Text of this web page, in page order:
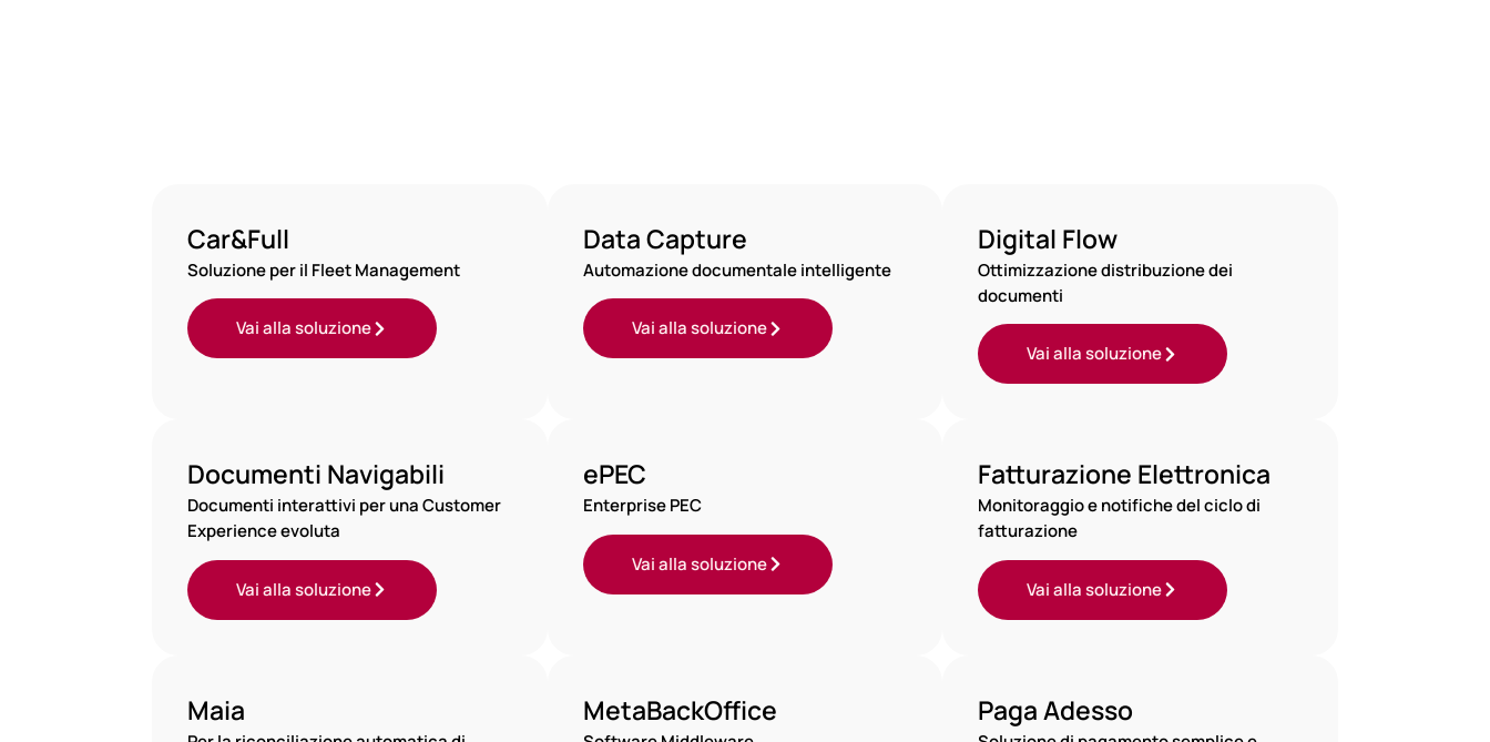
Car&Full
Soluzione per il Fleet Management
Vai alla soluzione
Data Capture
Automazione documentale intelligente
Vai alla soluzione
Digital Flow
Ottimizzazione distribuzione dei
documenti
Vai alla soluzione
Documenti Navigabili
Documenti interattivi per una Customer
Experience evoluta
Vai alla soluzione
ePEC
Enterprise PEC
Vai alla soluzione
Fatturazione Elettronica
Monitoraggio e notifiche del ciclo di
fatturazione
Vai alla soluzione
Maia MetaBackOffice Paga Adesso